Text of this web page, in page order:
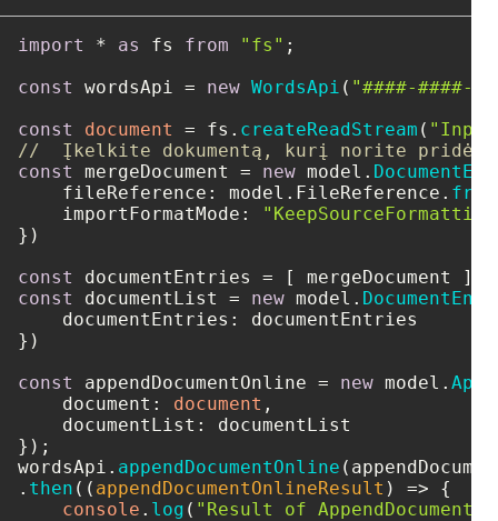
import * as fs from "fs" ;
const
wordsApi = new WordsApi ( "####-####-
const
document = fs. createReadStream (
//  Įkelkite dokumentą, kurį norite pridėti
const
mergeDocument = new model.
fileReference : model. FileReference .
importFormatMode :
})
const
const
documentList = new model.
documentEntries : documentEntries
})
const
appendDocumentOnline = new model.
document : document ,
documentList : documentList
});
wordsApi. appendDocumentOnline
. then ( ( appendDocumentOnlineResult ) => {
console . log ( "Result of